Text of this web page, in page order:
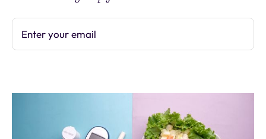
Enter your email